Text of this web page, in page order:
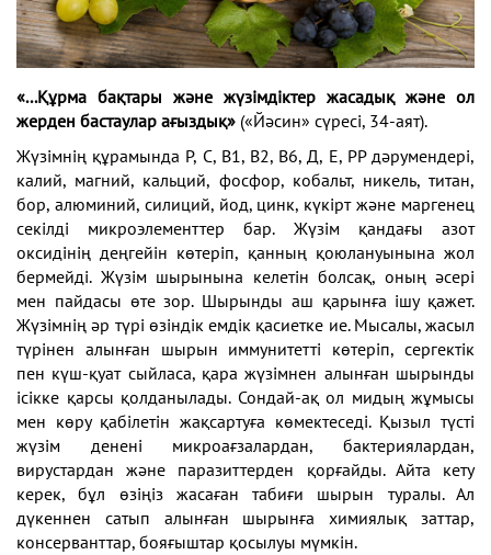
«...Құрма бақтары және жүзімдіктер жасадық және ол
жерден бастаулар ағыздық» («Йәсин» сүресі, 34-аят).
Жүзімнің құрамында Р, С, В1, В2, В6, Д, Е, РР дәрумендері,
калий, магний, кальций, фосфор, кобальт, никель, титан,
бор, алюминий, силиций, йод, цинк, күкірт және маргенец
секілді микроэлементтер бар. Жүзім қандағы азот
оксидінің деңгейін көтеріп, қанның қоюлануынына жол
бермейді. Жүзім шырынына келетін болсақ, оның әсері
мен пайдасы өте зор. Шырынды аш қарынға ішу қажет.
Жүзімнің әр түрі өзіндік емдік қасиетке ие. Мысалы, жасыл
түрінен алынған шырын иммунитетті көтеріп, сергектік
пен күш-қуат сыйласа, қара жүзімнен алынған шырынды
ісікке қарсы қолданылады. Сондай-ақ ол мидың жұмысы
мен көру қабілетін жақсартуға көмектеседі. Қызыл түсті
жүзім денені микроағзалардан, бактериялардан,
вирустардан және паразиттерден қорғайды. Айта кету
керек, бұл өзіңіз жасаған табиғи шырын туралы. Ал
дүкеннен сатып алынған шырынға химиялық заттар,
консерванттар, бояғыштар қосылуы мүмкін.